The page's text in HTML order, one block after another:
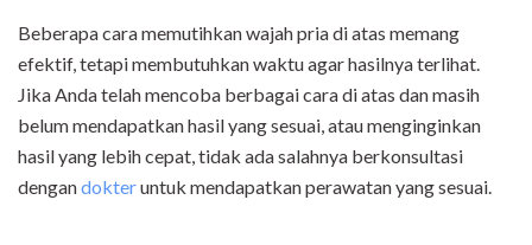
Beberapa cara memutihkan wajah pria di atas memang
efektif, tetapi membutuhkan waktu agar hasilnya terlihat.
Jika Anda telah mencoba berbagai cara di atas dan masih
belum mendapatkan hasil yang sesuai, atau menginginkan
hasil yang lebih cepat, tidak ada salahnya berkonsultasi
dengandokteruntuk mendapatkan perawatan yang sesuai.